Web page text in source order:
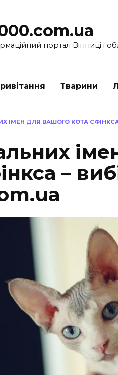
портал Вінниці і
Тварини
ІМЕН ДЛЯ ВАШОГО КОТА СФІНКСА
–